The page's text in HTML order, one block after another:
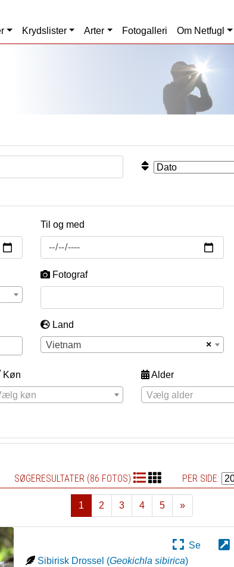
Krydslister Arter Fotogalleri Om Netfugl
Til og med
Fotograf
Land
×
Vietnam
Køn
køn
Alder
Vælg alder
SØGERESULTATER (86 FOTOS) PER SIDE:
1 2 3 4 5
»
Næste
Se
Sibirisk Drossel (Geokichla sibirica)